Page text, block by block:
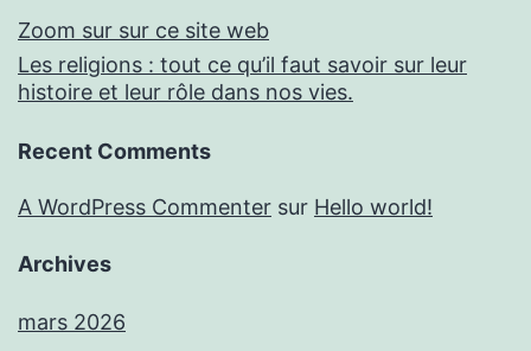
Zoom sur sur ce site web
Les religions : tout ce qu’il faut savoir sur leur
histoire et leur rôle dans nos vies.
Recent Comments
A WordPress Commenter sur Hello world!
Archives
mars 2026